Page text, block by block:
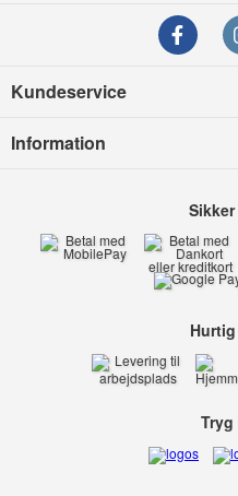
Kundeservice
Information